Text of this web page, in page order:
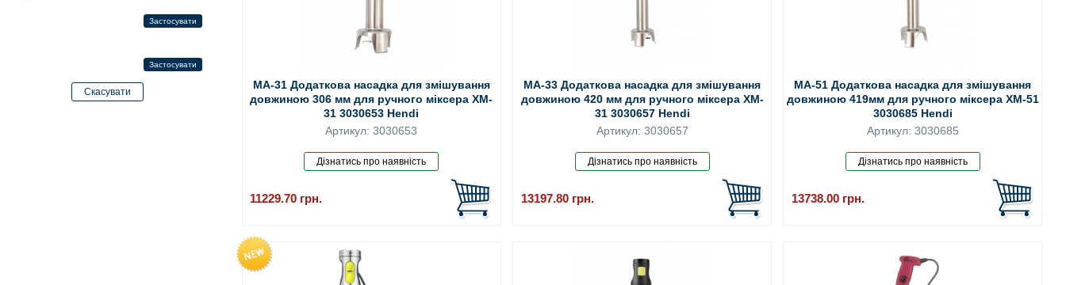
MA-31 Додаткова насадка для змішування
довжиною 306 мм для ручного міксера XM-
31 3030653 Hendi
Артикул: 3030653
11229.70 грн.
MA-33 Додаткова насадка для змішування
довжиною 420 мм для ручного міксера XM-
31 3030657 Hendi
Артикул: 3030657
13197.80 грн.
MA-51 Додаткова насадка для змішування
довжиною 419мм для ручного міксера XM-51
3030685 Hendi
Артикул: 3030685
13738.00 грн.